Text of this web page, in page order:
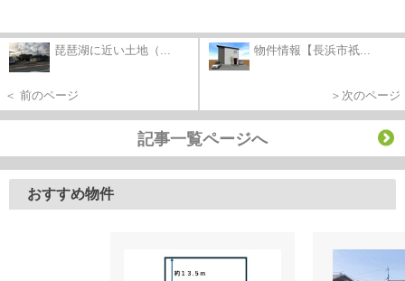
琵琶湖に近い土地（...
＜ 前のページ
物件情報【長浜市祇...
＞次のページ
記事一覧ページへ
おすすめ物件